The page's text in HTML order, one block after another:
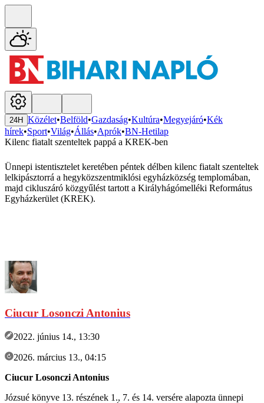
24H Közélet•Belföld•Gazdaság•Kultúra•Megyejáró•Kék
hírek•Sport•Világ•Állás•Aprók•BN-Hetilap
Kilenc fiatalt szenteltek pappá a KREK-ben
Ünnepi istentisztelet keretében péntek délben kilenc fiatalt szenteltek
lelkipásztorrá a hegyközszentmiklósi egyházközség templomában,
majd cikluszáró közgyűlést tartott a Királyhágómelléki Református
Egyházkerület (KREK).
Ciucur Losonczi Antonius
2022. június 14., 13:30
2026. március 13., 04:15
Ciucur Losonczi Antonius
Józsué könyve 13. részének 1., 7. és 14. versére alapozta ünnepi